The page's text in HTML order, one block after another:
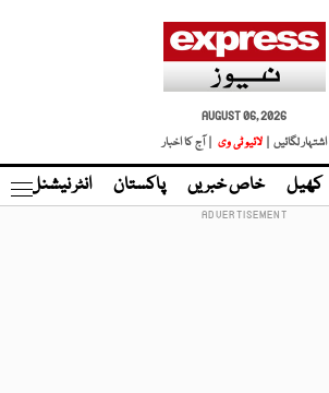
AUGUST 06, 2026
اشتہار لگائیں |
لائیو ٹی وی | آج کا اخبار
کھیل خاص خبریں پاکستان انٹر نیشنل